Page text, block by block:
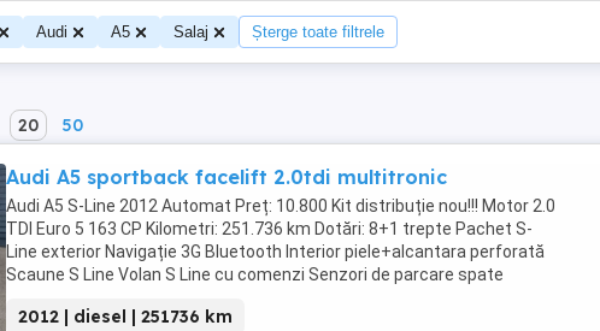
Audi A5 Salaj Șterge toate filtrele
20 50
Audi A5 sportback facelift 2.0tdi multitronic
Audi A5 S-Line 2012 Automat Preț: 10.800 Kit distribuție nou!!! Motor 2.0
TDI Euro 5 163 CP Kilometri: 251.736 km Dotări: 8+1 trepte Pachet S-
Line exterior Navigație 3G Bluetooth Interior piele+alcantara perforată
Scaune S Line Volan S Line cu comenzi Senzori de parcare spate
2012 | diesel | 251736 km